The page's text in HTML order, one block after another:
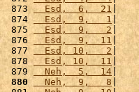
873
  Esd,  6,  21
874
  Esd,  9,   1
875
  Esd,  9,   2
876
  Esd,  9,  11
877
  Esd, 10,   2
878
  Esd, 10,  11
|
879
  Neh,  5,  14
880
  Neh,  9,   8
|